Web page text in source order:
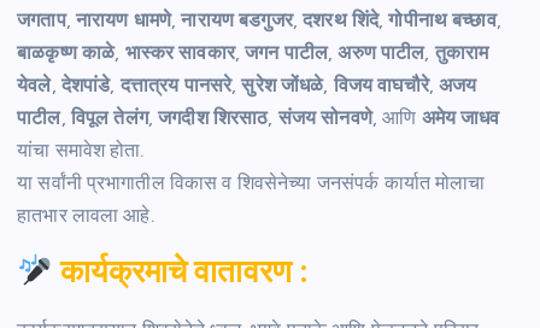
जगताप, नारायण धामणे,नारायण बडगुजर,दशरथ शिंदे,गोपीनाथ बच्छाव,
बाळकृष्ण काळे, भास्कर सावकार,जगन पाटील,अरुण पाटील, तुकाराम
येवले, देशपांडे, दत्तात्रय पानसरे,सुरेश जोंधळे, विजय वाघचौरे,अजय
पाटील, विपूल तेलंग,जगदीश शिरसाठ, संजय सोनवणे, आणि अमेय जाधव
यांचा समावेश होता.
या सर्वांनी प्रभागातील विकास व शिवसेनेच्या जनसंपर्क कार्यात मोलाचा
हातभार लावला आहे.
कार्यक्रमाचे वातावरण :